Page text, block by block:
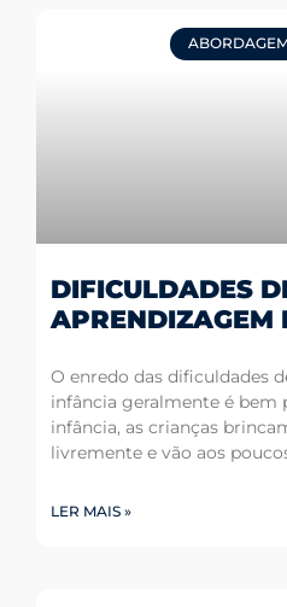
DIFICULDADES
APRENDIZAGEM
O enredo das dificuldades
infância geralmente é bem
infância, as crianças
livremente e vão aos
LER MAIS »